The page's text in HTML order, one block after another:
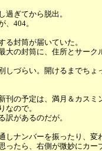
ぎてから脱出。
404。
封筒が届いていた。
の封筒に、住所とサー
づらい。開けるまでちょ
の予定は、満月＆カス
なので。
があるのだが。
ナンバーを振ったり、
たら、右側が微妙にカ